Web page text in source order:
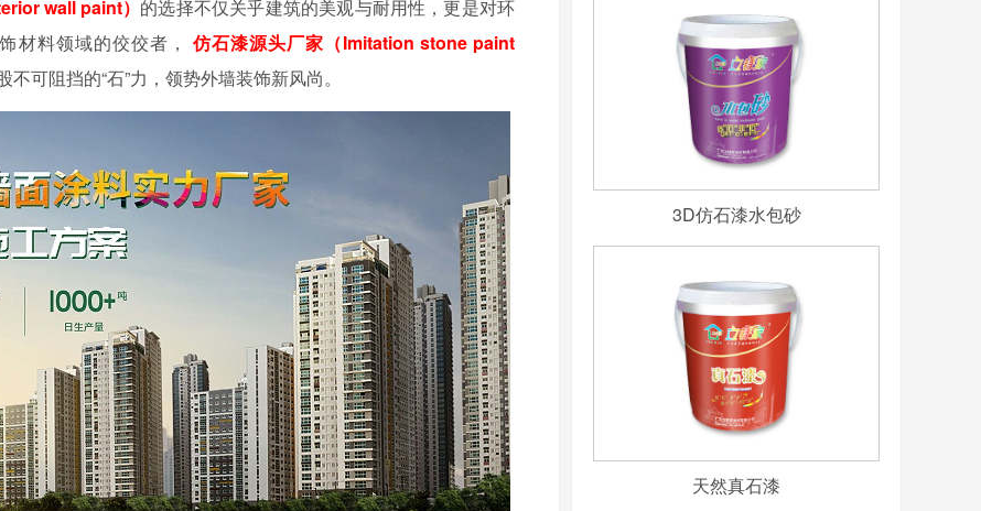
wall paint） 的选择不仅关乎建筑的美观与耐用性，更是对环
材料领域的佼佼者， 仿石漆源头厂家（Imitation stone paint
不可阻挡的“石”力，领势外墙装饰新风尚。
3D仿石漆水包砂
天然真石漆